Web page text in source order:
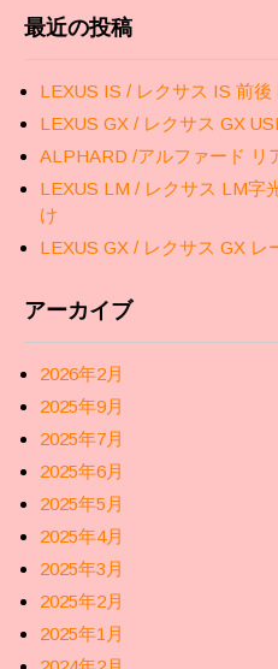
最近の投稿
LEXUS IS / レクサス IS 前
LEXUS GX / レクサス GX
ALPHARD /アルファード リ
LEXUS LM / レクサス LM字
け
LEXUS GX / レクサス GX レ
アーカイブ
2026年2月
2025年9月
2025年7月
2025年6月
2025年5月
2025年4月
2025年3月
2025年2月
2025年1月